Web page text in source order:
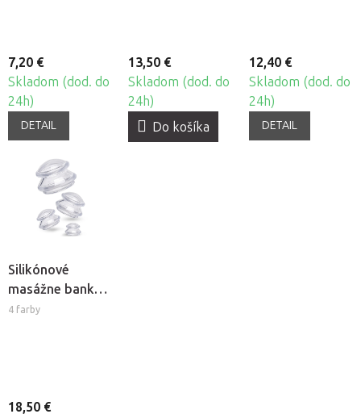
7,20 €
Skladom (dod. do
24h)
DETAIL
13,50 €
Skladom (dod. do
24h)
Do košíka
12,40 €
Skladom (dod. do
24h)
DETAIL
Silikónové
masážne banky
Fabulo
4 farby
18,50 €